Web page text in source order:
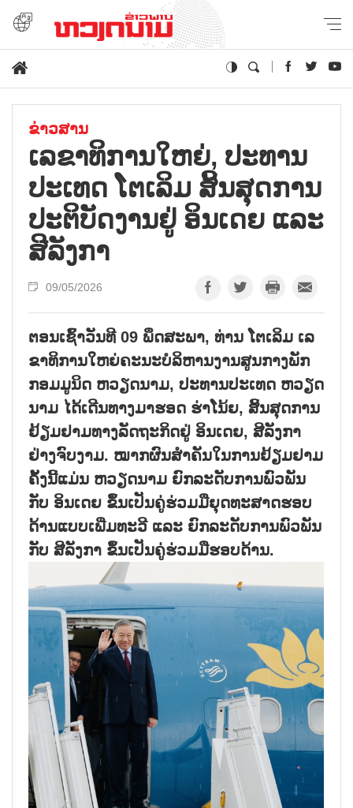
ຂ່າວສານ
ເລ​ຂາ​ທິ​ການ​ໃຫຍ່, ປະ​ທານ​
ປະ​ເທດ ໂຕ​ເລິມ ສິ້ນ​ສຸດ​ການ​
ປະ​ຕິ​ບັດ​ງານ​ຢູ່ ອິນ​ເດຍ ແລະ
ສີ​ລັງ​ກາ
09/05/2026
ຕອນ​ເຊົ້າ​ວັນ​ທີ 09 ພຶດ​ສະ​ພາ, ທ່ານ ໂຕ​ເລິມ ເລ​
ຂາ​ທິ​ການ​ໃຫຍ່​ຄະ​ນະ​ບໍ​ລິ​ຫານ​ງານ​ສູນ​ກາງ​ພັກ​
ກອມ​ມູ​ນິດ​ ຫວຽດ​ນາມ, ປະ​ທານ​ປະ​ເທດ ຫວຽດ​
ນາມ ໄດ້​ເດີນ​ທາງ​ມາ​ຮອດ​ ຮ່າ​ໂນ້ຍ, ສິ້ນ​ສຸດ​ການ​
ຢ້ຽມ​ຢາມ​ທາ​ງ​ລັດ​ຖະ​ກິດ​ຢູ່ ອິນ​ເດຍ, ສີ​ລັງ​ກາ
ຢ່າງ​ຈົບ​ງາມ. ໝາກ​ຜົນ​ສຳ​ຄັນ​ໃນ​ການ​ຢ້ຽມ​ຢາມ​
ຄັ້ງ​ນີ້​ແມ່ນ ຫວຽດ​ນາມ ຍົກ​ລະ​ດັບ​ການ​ພົວ​ພັນ​
ກັບ ອິນ​ເດຍ ຂຶ້ນ​ເປັນ​ຄູ່​ຮ່ວມ​ມື​ຍຸດ​ທະ​ສາດ​ຮອບ​
ດ້ານ​ແບບ​ເພີ່ມ​ທະ​ວີ ແລະ ​ຍົກ​ລະ​ດັບ​ການ​ພົວ​ພັນ
ກັບ ສີ​ລັງ​ກາ ຂຶ້ນ​ເປັນ​ຄູ່​ຮ່ວມ​ມື​ຮອບ​ດ້ານ.